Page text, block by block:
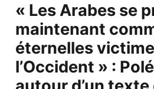
« Les Arabes se
maintenant
éternelles
l’Occident » :